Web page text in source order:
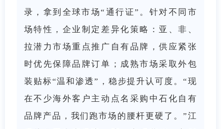
录，拿到全球市场“通行证”。针对不同市
场特性，企业制定差异化策略：亚、非、
拉潜力市场重点推广自有品牌，供应紧张
时优先保障品牌订单；成熟市场采取外包
装贴标“温和渗透”，稳步提升认可度。“现
在不少海外客户主动点名采购中石化自有
品牌产品，我们跑市场的腰杆更硬了。”江